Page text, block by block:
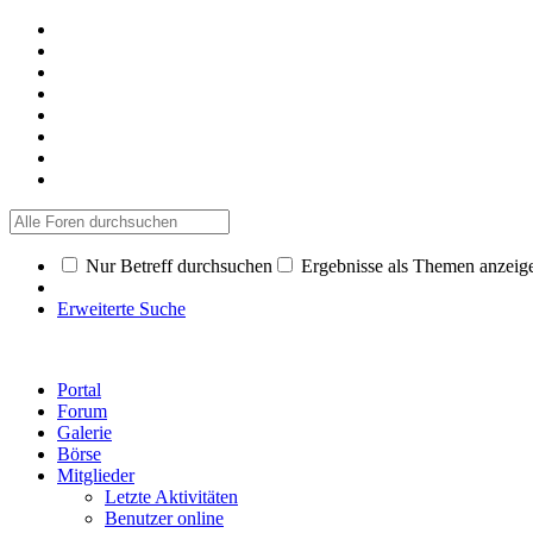
Nur Betreff durchsuchen Ergebnisse als Themen
Erweiterte Suche
Portal
Forum
Galerie
Börse
Mitglieder
Letzte Aktivitäten
Benutzer online